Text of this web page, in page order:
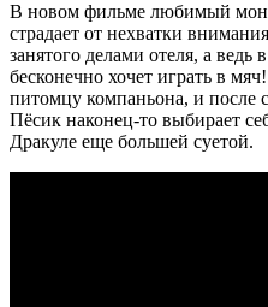
В новом фильме любимый
страдает от нехватки
занятого делами отеля, а ведь
бесконечно хочет играть в
питомцу компаньона, и после
Пёсик наконец-то выбирает
Дракуле еще большей суетой.